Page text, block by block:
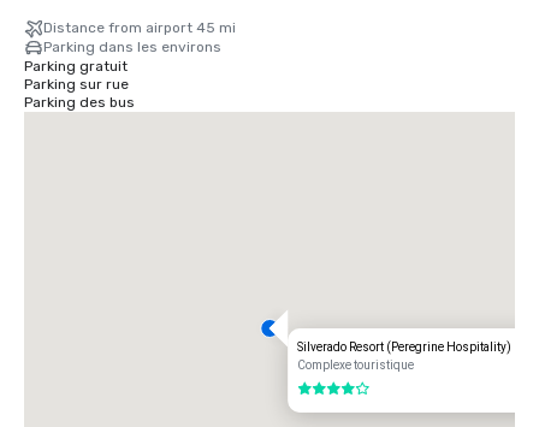
Distance from airport 45 mi
Parking dans les environs
Parking gratuit
Parking sur rue
Parking des bus
Silverado Resort (Peregrine Hospitality)
Complexe touristique
4 sur 5